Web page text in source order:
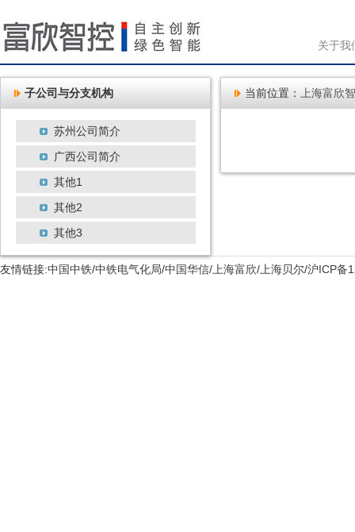
关于我
当前位置： 上海富欣
子公司与分支机构
苏州公司简介
广西公司简介
其他1
其他2
其他3
友情链接:中国中铁/中铁电气化局/中国华信/ 上海富欣/ 上海贝尔/沪ICP备